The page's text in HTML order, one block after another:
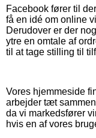
Facebook fører til
få en idé om online
Derudover er der
ytre en omtale af
til at tage stilling til
Vores hjemmeside
arbejder tæt
da vi markedsfører
hvis en af vores